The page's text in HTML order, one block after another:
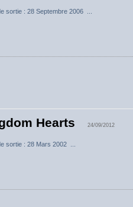
sortie : 28 Septembre 2006 ...
Hearts 24/09/2012
sortie : 28 Mars 2002 ...